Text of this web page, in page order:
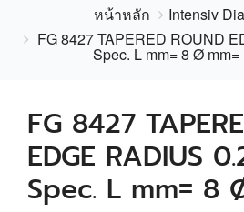
หน้าหลัก
Intensiv
FG 8427 TAPERED ROUND
Spec. L mm= 8 Ø mm=
FG 8427
EDGE RADIUS
Spec. L mm= 8